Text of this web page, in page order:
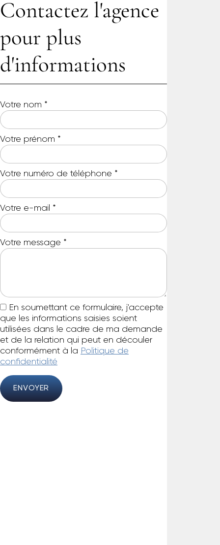
Contactez l'agence
pour plus
d'informations
Votre nom *
Votre prénom *
Votre numéro de téléphone *
Votre e-mail *
Votre message *
En soumettant ce formulaire, j'accepte
que les informations saisies soient
utilisées dans le cadre de ma demande
et de la relation qui peut en découler
conformément à la Politique de
confidentialité
ENVOYER